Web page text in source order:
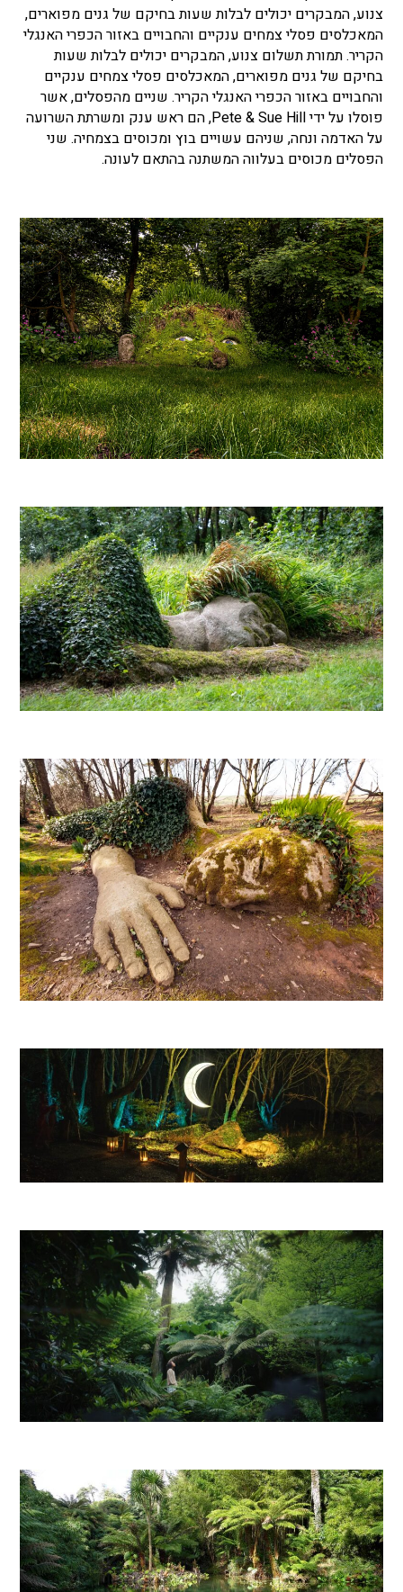
צנוע, המבקרים יכולים לבלות שעות בחיקם של גנים מפוארים,
המאכלסים פסלי צמחים ענקיים והחבויים באזור הכפרי האנגלי
הקריר. תמורת תשלום צנוע, המבקרים יכולים לבלות שעות
בחיקם של גנים מפוארים, המאכלסים פסלי צמחים ענקיים
והחבויים באזור הכפרי האנגלי הקריר. שניים מהפסלים, אשר
פוסלו על ידי Pete & Sue Hill, הם ראש ענק ומשרתת השרועה
על האדמה ונחה, שניהם עשויים בוץ ומכוסים בצמחיה. שני
הפסלים מכוסים בעלווה המשתנה בהתאם לעונה.